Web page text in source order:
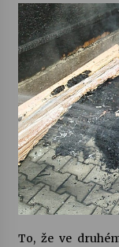
To, že ve